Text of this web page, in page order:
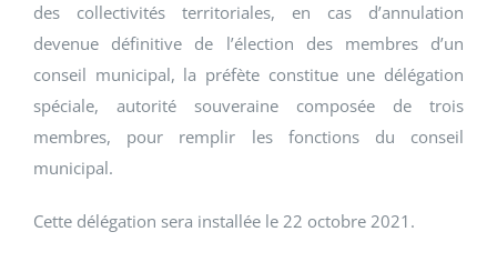
des collectivités territoriales, en cas d’annulation
devenue définitive de l’élection des membres d’un
conseil municipal, la préfète constitue une délégation
spéciale, autorité souveraine composée de trois
membres, pour remplir les fonctions du conseil
municipal.
Cette délégation sera installée le 22 octobre 2021.